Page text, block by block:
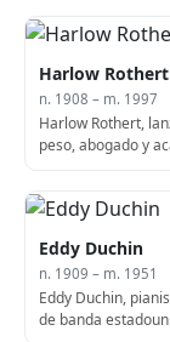
Harlow Rothert
n. 1908 – m. 1997
Harlow Rothert,
peso, abogado y
Eddy Duchin
n. 1909 – m. 1951
Eddy Duchin,
de banda